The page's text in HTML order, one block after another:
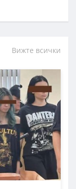
Вижте всички